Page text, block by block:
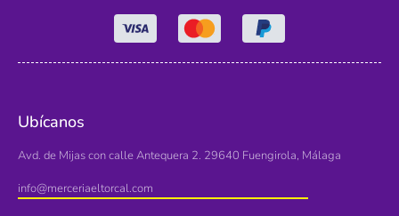
Ubícanos
Avd. de Mijas con calle Antequera 2. 29640 Fuengirola, Málaga
info@merceriaeltorcal.com